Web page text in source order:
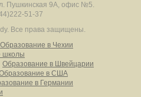
Пушкинская 9А, офис №5.
51-37
Все права защищены.
Образование в Чехии
школы
Образование в Швейцарии
в США
в Германии